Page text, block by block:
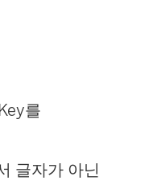
를
글자가 아닌